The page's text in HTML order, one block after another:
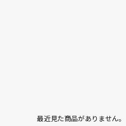
最近見た商品がありません。